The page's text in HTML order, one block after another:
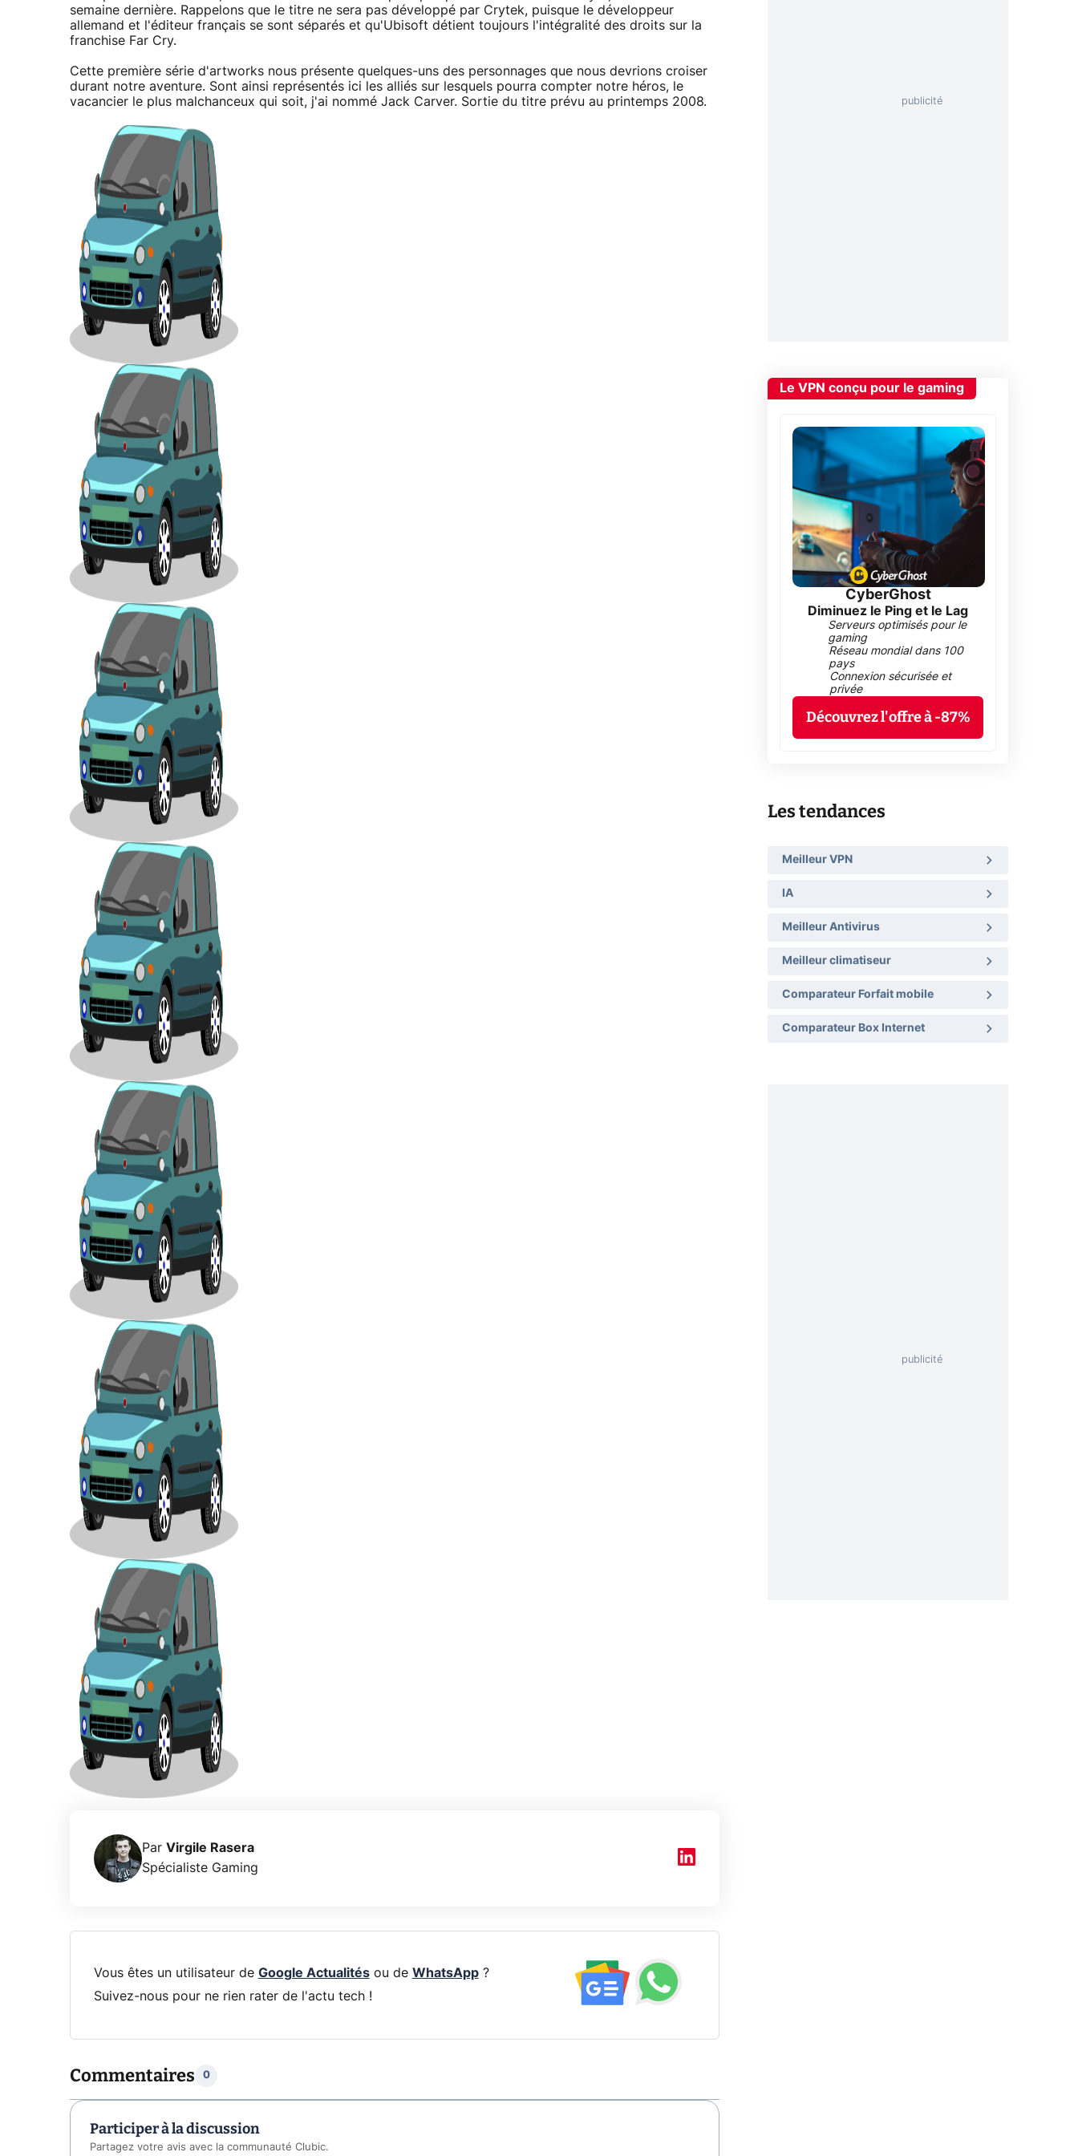
semaine dernière. Rappelons que le titre ne sera pas développé par Crytek, puisque le développeur
allemand et l'éditeur français se sont séparés et qu'Ubisoft détient toujours l'intégralité des droits sur la
franchise Far Cry.
Cette première série d'artworks nous présente quelques-uns des personnages que nous devrions croiser
durant notre aventure. Sont ainsi représentés ici les alliés sur lesquels pourra compter notre héros, le
vacancier le plus malchanceux qui soit, j'ai nommé Jack Carver. Sortie du titre prévu au printemps 2008.
Par Virgile Rasera
Spécialiste Gaming
Vous êtes un utilisateur de Google Actualitésou de WhatsApp?
Suivez-nous pour ne rien rater de l'actu tech !
Commentaires 0
Participer à la discussion
Partagez votre avis avec la communauté Clubic.
Le VPN conçu pour le gaming
CyberGhost
Diminuez le Ping et le Lag
Serveurs optimisés pour le
gaming
Réseau mondial dans 100
pays
Connexion sécurisée et
privée
Découvrez l'offre à -87%
Les tendances
Meilleur VPN
IA
Meilleur Antivirus
Meilleur climatiseur
Comparateur Forfait mobile
Comparateur Box Internet